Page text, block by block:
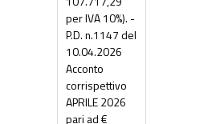
per IVA 10%). -
P.D. n.1147 del
10.04.2026
Acconto
corrispettivo
APRILE 2026
pari ad €